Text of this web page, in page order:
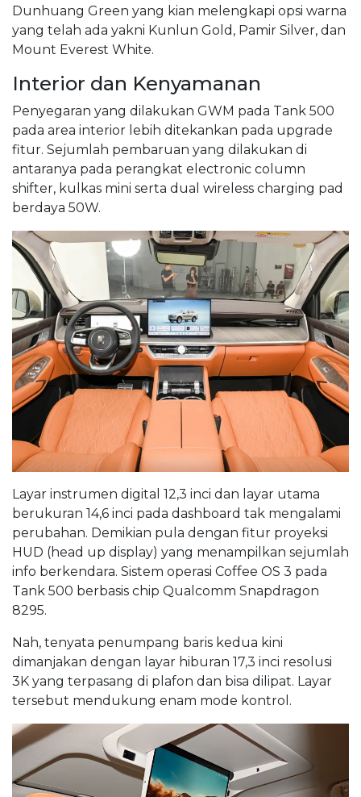
Dunhuang Green yang kian melengkapi opsi warna
yang telah ada yakni Kunlun Gold, Pamir Silver, dan
Mount Everest White.
Interior dan Kenyamanan
Penyegaran yang dilakukan GWM pada Tank 500
pada area interior lebih ditekankan pada upgrade
fitur. Sejumlah pembaruan yang dilakukan di
antaranya pada perangkat electronic column
shifter, kulkas mini serta dual wireless charging pad
berdaya 50W.
Layar instrumen digital 12,3 inci dan layar utama
berukuran 14,6 inci pada dashboard tak mengalami
perubahan. Demikian pula dengan fitur proyeksi
HUD (head up display) yang menampilkan sejumlah
info berkendara. Sistem operasi Coffee OS 3 pada
Tank 500 berbasis chip Qualcomm Snapdragon
8295.
Nah, tenyata penumpang baris kedua kini
dimanjakan dengan layar hiburan 17,3 inci resolusi
3K yang terpasang di plafon dan bisa dilipat. Layar
tersebut mendukung enam mode kontrol.